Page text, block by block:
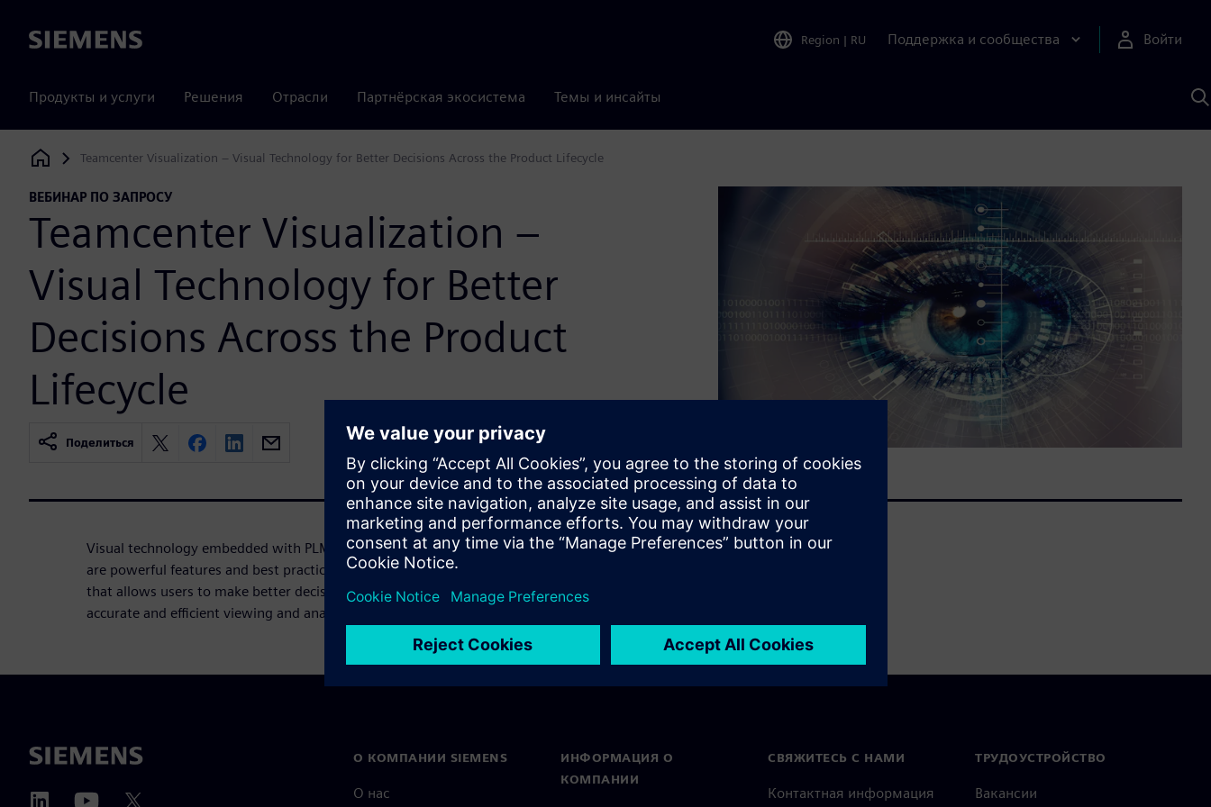
Siemens Region | RU Поддержка и сообщества Войти
Продукты и услуги Решения Отрасли Партнёрская экосистема Темы и инсайты
Siemens Digital Industries Software
Teamcenter Visualization – Visual Technology for Better Decisions Across the Product Lifecycle
ВЕБИНАР ПО ЗАПРОСУ
Teamcenter Visualization –
Visual Technology for Better
Decisions Across the Product
Lifecycle
Поделиться
Visual technology embedded with PLM processes is nothing new. What is new
are powerful features and best practices built into modern visual technology
that allows users to make better decisions about their products through
accurate and efficient viewing and analysis.
О КОМПАНИИ SIEMENS
О нас
ИНФОРМАЦИЯ О
КОМПАНИИ
СВЯЖИТЕСЬ С НАМИ
Контактная информация
ТРУДОУСТРОЙСТВО
Вакансии